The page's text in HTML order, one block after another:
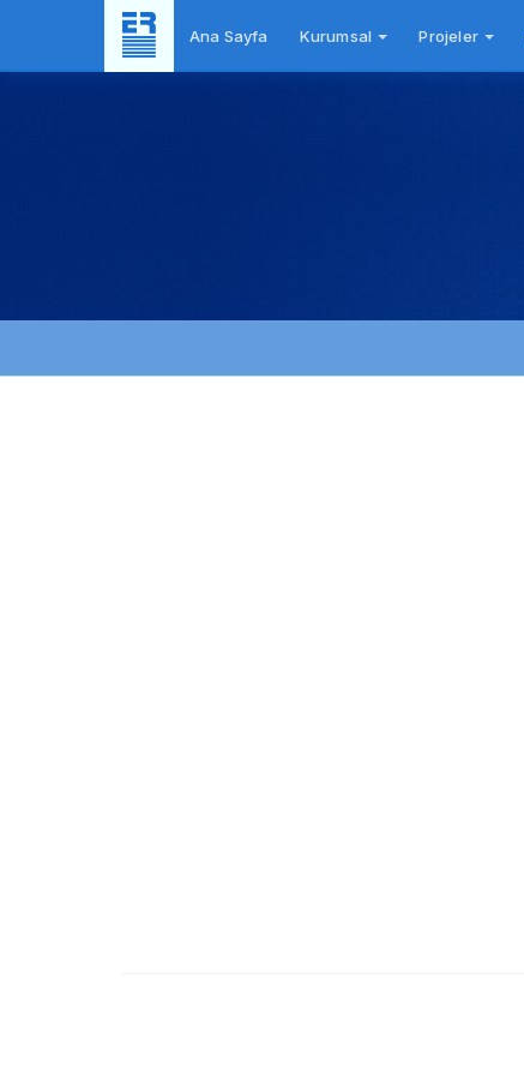
Ana Sayfa Kurumsal Projeler